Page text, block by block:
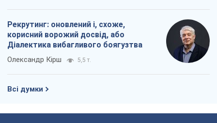
Рекрутинг: оновлений і, схоже,
корисний ворожий досвід, або
Діалектика вибагливого боягузтва
Олександр Кірш 5,5 т.
Всі думки